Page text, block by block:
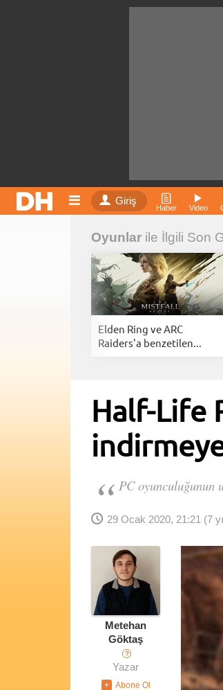
Giriş
Haber Video
Oyunlar ile İlgili Son
Elden Ring ve ARC
Raiders'a benzetilen...
Half-Life
PC oyunculuğunun
29 Ocak 2020, 21:21 (7
Metehan
Göktaş
?
Yazar